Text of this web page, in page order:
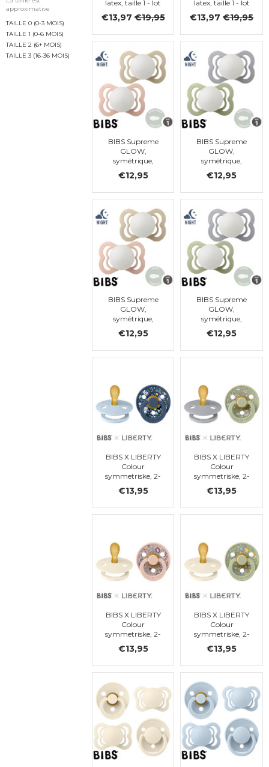
approximative
TAILLE 0 (0-3 MOIS)
TAILLE 1 (0-6 MOIS)
TAILLE 2 (6+ MOIS)
TAILLE 3 (16-36 MOIS)
latex, taille 1 - lot
de 4 (Mocha,
Dark oak, Ruby,
€13,97 €19,95
latex, taille 1 - lot
de 4 (Petrol,
Iron, Hunter
Oak)
€13,97 €19,95
BIBS Supreme
GLOW,
symétrique,
(taille 1)
€12,95
BIBS Supreme
GLOW,
symétrique,
(taille 1)
€12,95
BIBS Supreme
GLOW,
symétrique,
mois (taille 1)
€12,95
BIBS Supreme
GLOW,
symétrique,
mois (taille 1)
€12,95
BIBS X LIBERTY
Colour
symmetriske, 2-
pack,
Chamomile
Blue Mix, ronde,
€13,95
BIBS X LIBERTY
Colour
symmetriske, 2-
pack, Capel -
Sage Mix,
€13,95
BIBS X LIBERTY
Colour
symmetriske, 2-
Blush Mix,
€13,95
BIBS X LIBERTY
Colour
symmetriske, 2-
Sage Mix,
€13,95